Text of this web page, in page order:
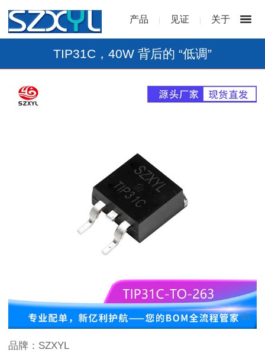
产品 | 见证 | 关于
TIP31C，40W 背后的 “低调”
1/1
品牌：SZXYL